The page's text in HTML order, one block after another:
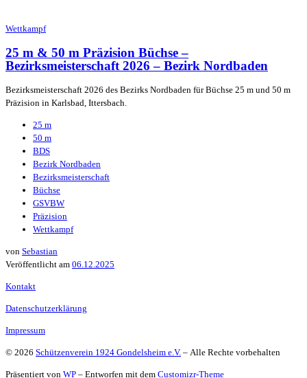
Wettkampf
25 m & 50 m Präzision Büchse –
Bezirksmeisterschaft 2026 – Bezirk Nordbaden
Bezirksmeisterschaft 2026 des Bezirks Nordbaden für Büchse 25 m und 50 m
Präzision in Karlsbad, Ittersbach.
25 m
50 m
BDS
Bezirk Nordbaden
Bezirksmeisterschaft
Büchse
GSVBW
Präzision
Wettkampf
von Sebastian
Veröffentlicht am 06.12.2025
Kontakt
Datenschutzerklärung
Impressum
© 2026 Schützenverein 1924 Gondelsheim e.V. – Alle Rechte vorbehalten
Präsentiert von WP – Entworfen mit dem Customizr-Theme